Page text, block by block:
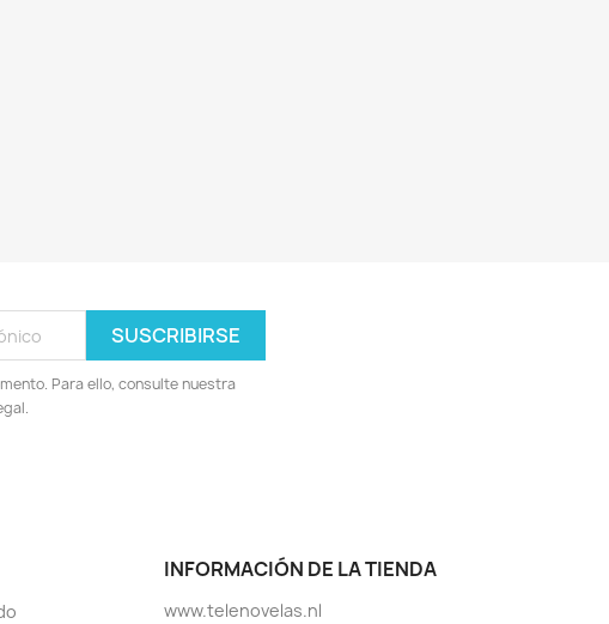
Para ello, consulte nuestra
INFORMACIÓN DE LA TIENDA
www.telenovelas.nl